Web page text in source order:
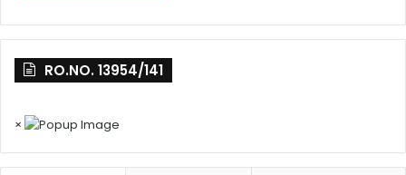
RO.NO. 13954/141
×